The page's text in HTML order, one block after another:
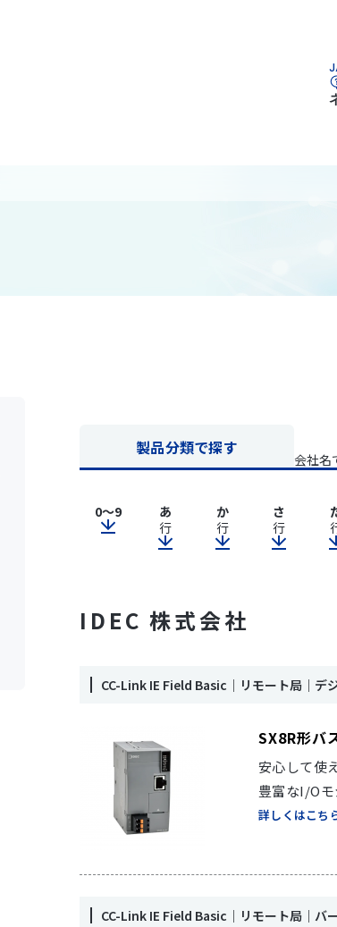
製品分類で探す
会社名
0～9
あ
行
か
行
さ
行
IDEC 株式会社
CC-Link IE Field Basic｜リモート局｜デ
SX8R形バ
安心して使
豊富なI/O
詳しくはこち
CC-Link IE Field Basic｜リモート局｜バ